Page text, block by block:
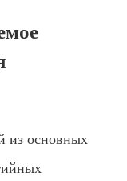
из основных